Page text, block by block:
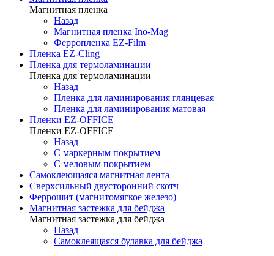
Магнитная пленка
Назад
Магнитная пленка Ino-Mag
Ферропленка EZ-Film
Пленка EZ-Cling
Пленка для термоламинации
Пленка для термоламинации
Назад
Пленка для ламинирования глянцевая
Пленка для ламинирования матовая
Пленки EZ-OFFICE
Пленки EZ-OFFICE
Назад
С маркерным покрытием
С меловым покрытием
Самоклеющаяся магнитная лента
Сверхсильный двусторонний скотч
Феррошит (магнитомягкое железо)
Магнитная застежка для бейджа
Магнитная застежка для бейджа
Назад
Самоклеящаяся булавка для бейджа